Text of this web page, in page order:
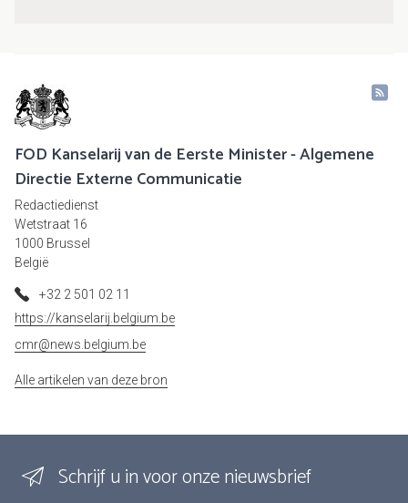
FOD Kanselarij van de Eerste Minister - Algemene
Directie Externe Communicatie
Redactiedienst
Wetstraat 16
1000 Brussel
België
+32 2 501 02 11
https://kanselarij.belgium.be
cmr@news.belgium.be
Alle artikelen van deze bron
Schrijf u in voor onze nieuwsbrief